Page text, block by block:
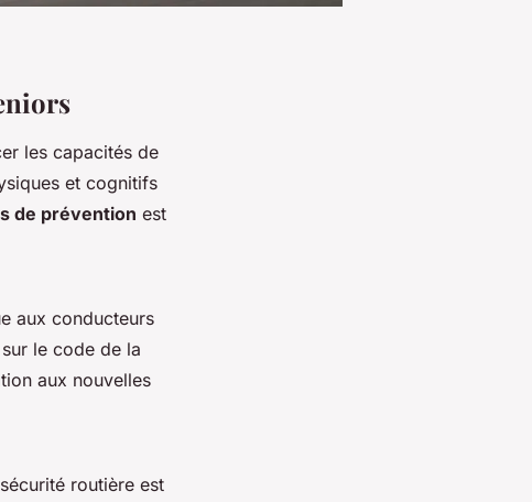
les capacités de
et cognitifs
de prévention est
aux conducteurs
le code de la
aux nouvelles
routière est